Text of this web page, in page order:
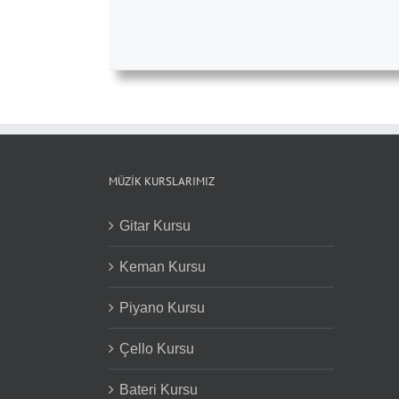
MÜZIK KURSLARIMIZ
Gitar Kursu
Keman Kursu
Piyano Kursu
Çello Kursu
Bateri Kursu